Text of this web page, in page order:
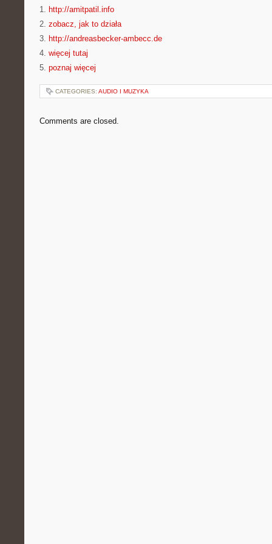
1. http://amitpatil.info
2. zobacz, jak to działa
3. http://andreasbecker-ambecc.de
4. więcej tutaj
5. poznaj więcej
CATEGORIES: AUDIO I MUZYKA
Comments are closed.